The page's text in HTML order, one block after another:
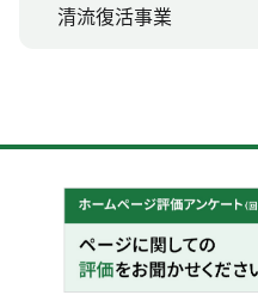
清流復活事業